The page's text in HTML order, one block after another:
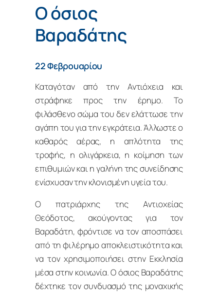
Ο όσιος
Βαραδάτης
22 Φεβρουαρίου
Καταγόταν από την Αντιόχεια και
στράφηκε προς την έρημο. Το
φιλάσθενο σώμα του δεν ελάττωσε την
αγάπη του για την εγκράτεια. Άλλωστε ο
καθαρός αέρας, η απλότητα της
τροφής, η ολιγάρκεια, η κοίμηση των
επιθυμιών και η γαλήνη της συνείδησης
ενίσχυσαν την κλονισμένη υγεία του.
Ο πατριάρχης της Αντιοχείας
Θεόδοτος, ακούγοντας για τον
Βαραδάτη, φρόντισε να τον αποσπάσει
από τη φιλέρημο αποκλειστικότητα και
να τον χρησιμοποιήσει στην Εκκλησία
μέσα στην κοινωνία. Ο όσιος Βαραδάτης
δέχτηκε τον συνδυασμό της μοναχικής